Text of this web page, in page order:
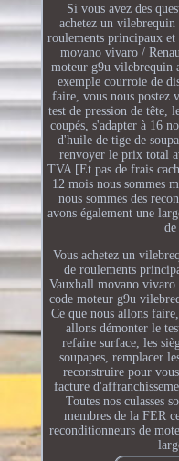
Si vous avez des
achetez un vilebrequin
roulements principaux
movano vivaro /
moteur g9u vilebrequin
exemple courroie de
faire, vous nous postez
test de pression de tête,
coupés, s'adapter à 16
d'huile de tige de
renvoyer le prix total
TVA [Et pas de frais
12 mois nous sommes
nous sommes des
avons également une
de
Vous achetez un
de roulements
Vauxhall movano
code moteur g9u
Ce que nous allons
allons démonter le
refaire surface, les
soupapes, remplacer
reconstruire pour
facture
Toutes nos culasses
membres de la FER
reconditionneurs de